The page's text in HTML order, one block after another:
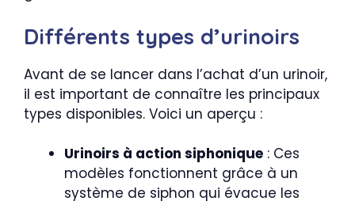
Différents types d’urinoirs
Avant de se lancer dans l’achat d’un urinoir,
il est important de connaître les principaux
types disponibles. Voici un aperçu :
Urinoirs à action siphonique : Ces
modèles fonctionnent grâce à un
système de siphon qui évacue les